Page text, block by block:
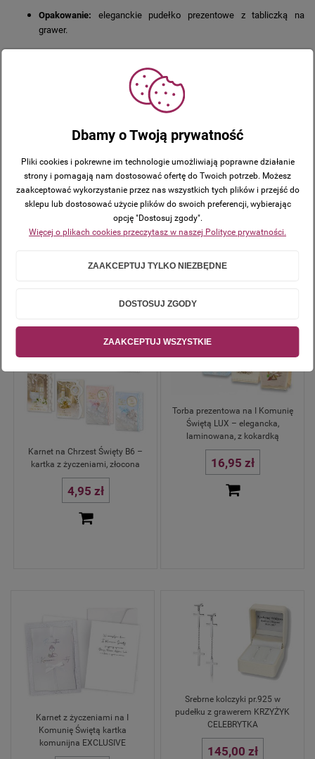
Opakowanie: eleganckie pudełko prezentowe z tabliczką na
grawer.
Grawer wykonujemy techniką laserową na laminowanej tabliczce
wieczysta gwarancja trwałości.
Dzięki personalizacji podarunek zyskuje głęboko osobisty charakter.
zainteresować
Karnet na Chrzest Święty B6 –
kartka z życzeniami, złocona
4,95 zł
Torba prezentowa na I Komunię
Świętą LUX – elegancka,
laminowana, z kokardką
16,95 zł
Karnet z życzeniami na I
Komunię Świętą kartka
komunijna EXCLUSIVE
Srebrne kolczyki pr.925 w
pudełku z grawerem KRZYŻYK
CELEBRYTKA
145,00 zł
Dbamy o Twoją prywatność
Pliki cookies i pokrewne im technologie umożliwiają poprawne działanie
strony i pomagają nam dostosować ofertę do Twoich potrzeb. Możesz
zaakceptować wykorzystanie przez nas wszystkich tych plików i przejść do
sklepu lub dostosować użycie plików do swoich preferencji, wybierając
opcję "Dostosuj zgody".
Więcej o plikach cookies przeczytasz w naszej Polityce prywatności.
ZAAKCEPTUJ TYLKO NIEZBĘDNE
DOSTOSUJ ZGODY
ZAAKCEPTUJ WSZYSTKIE